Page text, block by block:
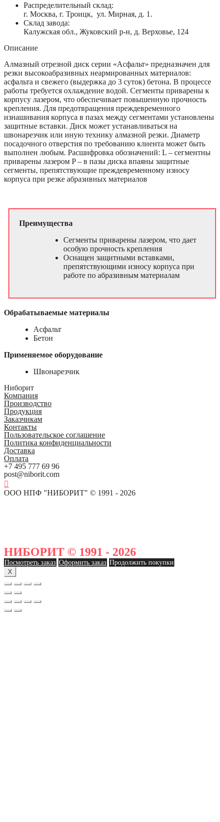
Распределительный склад:
г. Москва, г. Троицк, ул. Мирная, д. 1.
Склад завода:
Калужская обл., Жуковский р-н, д. Верховье, 124
Описание
Алмазный отрезной диск серии «Асфальт» предназначен для
резки высокоабразивных неармированных материалов:
асфальта и свежего (выдержка до 3 суток) бетона. В процессе
работы требуется охлаждение водой. Cегменты приварены к
корпусу лазером, что обеспечивает повышенную прочность
крепления. Для предотвращения преждевременного
изнашивания корпуса в пазах между сегментами установлены
защитные вставки. Диск может устанавливаться на
швонарезчик или иную технику алмазной резки. Диаметр
посадочного отверстия по требованию клиента может быть
выполнен любым. Расшифровка обозначений: L – сегментны
приварены лазером P – в пазы диска впаяны защитные
сегменты, препятствующие преждевременному износу
корпуса при резке абразивных материалов
Преимущества
Сегменты приварены лазером, что дает
особую прочность крепления
Оснащен защитными вставками,
препятствующими износу корпуса при
работе по абразивным материалам
Обрабатываемые материалы
Асфальт
Бетон
Применяемое оборудование
Швонарезчик
Ниборит
Компания
Производство
Продукция
Заказчикам
Контакты
Пользовательское соглашение
Политика конфиденциальности
Доставка
Оплата
+7 495 777 69 96
post@niborit.com
ООО НПФ "НИБОРИТ" © 1991 - 2026
НИБОРИТ © 1991 - 2026
Посмотреть заказ Оформить заказ Продолжить покупки
X